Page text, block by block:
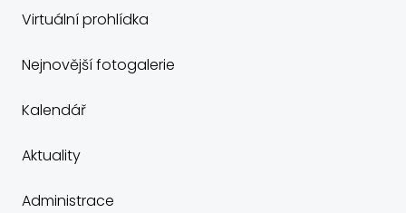
Virtuální prohlídka
Nejnovější fotogalerie
Kalendář
Aktuality
Administrace